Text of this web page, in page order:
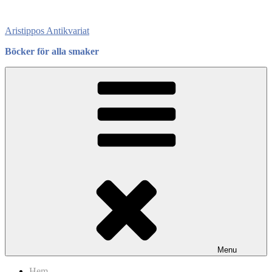
content
Aristippos Antikvariat
Böcker för alla smaker
Menu